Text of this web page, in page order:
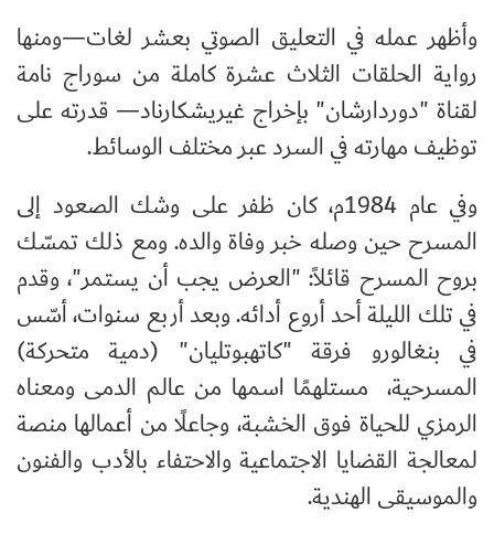
وأظهر عمله في التعليق الصوتي بعشر لغات—ومنها
رواية الحلقات الثلاث عشرة كاملة من سوراج نامة
لقناة "دوردارشان" بإخراج غيريشكارناد— قدرته على
توظيف مهارته في السرد عبر مختلف الوسائط.
وفي عام 1984م، كان ظفر على وشك الصعود إلى
المسرح حين وصله خبر وفاة والده. ومع ذلك تمسّك
بروح المسرح قائلاً: "العرض يجب أن يستمر"، وقدم
في تلك الليلة أحد أروع أدائه. وبعد أربع سنوات، أسّس
في بنغالورو فرقة "كاتهبوتليان" (دمية متحركة)
المسرحية، مستلهمًا اسمها من عالم الدمى ومعناه
الرمزي للحياة فوق الخشبة، وجاعلًا من أعمالها منصة
لمعالجة القضايا الاجتماعية والاحتفاء بالأدب والفنون
والموسيقى الهندية.